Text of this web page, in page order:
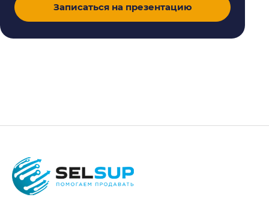
Записаться на презентацию